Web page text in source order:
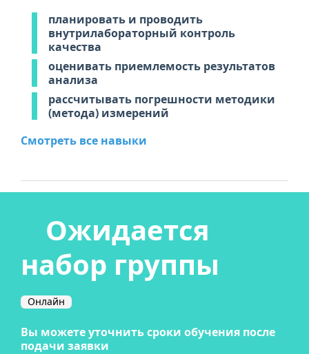
планировать и проводить
внутрилабораторный контроль
качества
оценивать приемлемость результатов
анализа
рассчитывать погрешности методики
(метода) измерений
Смотреть все навыки
Ожидается
набор группы
Онлайн
Вы можете уточнить сроки обучения после
подачи заявки